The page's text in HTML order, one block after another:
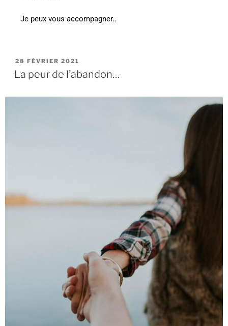
Je peux vous accompagner..
28 FÉVRIER 2021
La peur de l’abandon…